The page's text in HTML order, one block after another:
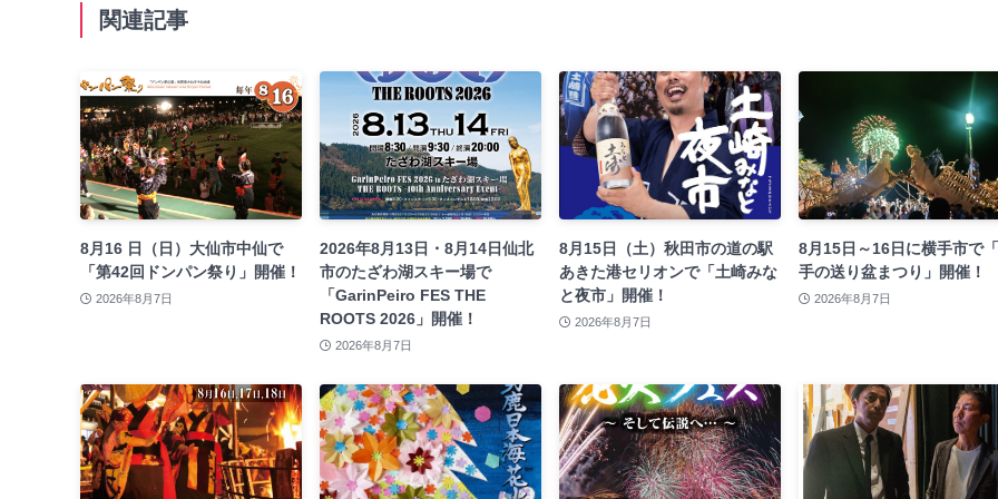
関連記事
8月16 日（日）大仙市中仙で
「第42回ドンパン祭り」開催！
2026年8月7日
2026年8月13日・8月14日仙北
市のたざわ湖スキー場で
「GarinPeiro FES THE
ROOTS 2026」開催！
2026年8月7日
8月15日（土）秋田市の道の駅
あきた港セリオンで「土崎みな
と夜市」開催！
2026年8月7日
8月15日～16日に横手市で
手の送り盆まつり」開催！
2026年8月7日